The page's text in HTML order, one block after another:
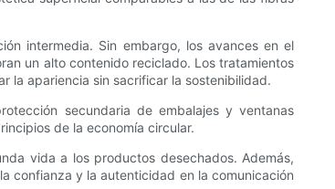
intermedia. Sin embargo, los avances en el
un alto contenido reciclado. Los tratamientos
la apariencia sin sacrificar la sostenibilidad.
secundaria de embalajes y ventanas
de la economía circular.
vida a los productos desechados. Además,
confianza y la autenticidad en la comunicación